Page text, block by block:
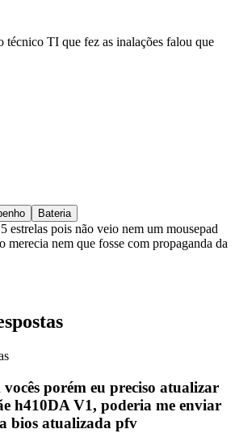
técnico TI que fez as inalações falou que
Bateria
estrelas pois não veio nem um mousepad
merecia nem que fosse com propaganda da
porém eu preciso atualizar
h410DA V1, poderia me enviar
bios atualizada pfv